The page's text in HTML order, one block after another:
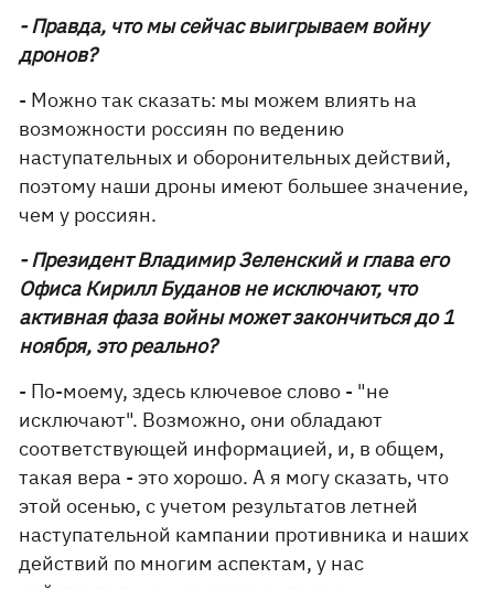
- Правда, что мы сейчас выигрываем войну
дронов?
- Можно так сказать: мы можем влиять на
возможности россиян по ведению
наступательных и оборонительных действий,
поэтому наши дроны имеют большее значение,
чем у россиян.
- Президент Владимир Зеленский и глава его
Офиса Кирилл Буданов не исключают, что
активная фаза войны может закончиться до 1
ноября, это реально?
- По-моему, здесь ключевое слово - "не
исключают". Возможно, они обладают
соответствующей информацией, и, в общем,
такая вера - это хорошо. А я могу сказать, что
этой осенью, с учетом результатов летней
наступательной кампании противника и наших
действий по многим аспектам, у нас